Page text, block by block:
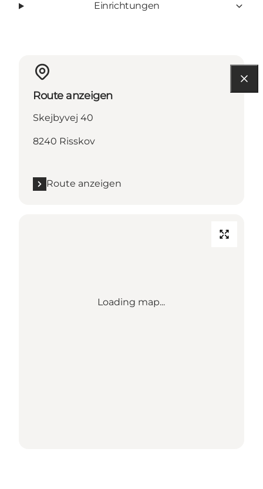
Einrichtungen
Route anzeigen
Skejbyvej 40
8240 Risskov
Route anzeigen
Loading map...